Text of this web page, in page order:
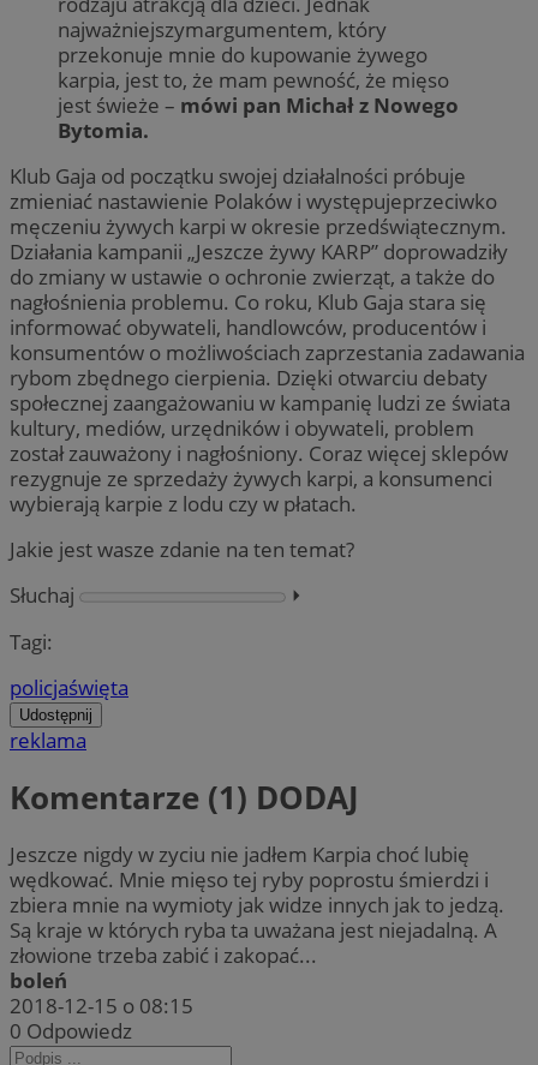
najważniejszymargumentem, który
przekonuje mnie do kupowanie żywego
karpia, jest to, że mam pewność, że mięso
jest świeże – mówi pan Michał z Nowego
Bytomia.
Klub Gaja od początku swojej działalności próbuje
zmieniać nastawienie Polaków i występujeprzeciwko
męczeniu żywych karpi w okresie przedświątecznym.
Działania kampanii „Jeszcze żywy KARP” doprowadziły
do zmiany w ustawie o ochronie zwierząt, a także do
nagłośnienia problemu. Co roku, Klub Gaja stara się
informować obywateli, handlowców, producentów i
konsumentów o możliwościach zaprzestania zadawania
rybom zbędnego cierpienia. Dzięki otwarciu debaty
społecznej zaangażowaniu w kampanię ludzi ze świata
kultury, mediów, urzędników i obywateli, problem
został zauważony i nagłośniony. Coraz więcej sklepów
rezygnuje ze sprzedaży żywych karpi, a konsumenci
wybierają karpie z lodu czy w płatach.
Jakie jest wasze zdanie na ten temat?
Słuchaj
⏵︎
Tagi:
policjaświęta
Udostępnij
reklama
Komentarze (1) DODAJ
Jeszcze nigdy w zyciu nie jadłem Karpia choć lubię
wędkować. Mnie mięso tej ryby poprostu śmierdzi i
zbiera mnie na wymioty jak widze innych jak to jedzą.
Są kraje w których ryba ta uważana jest niejadalną. A
złowione trzeba zabić i zakopać...
boleń
2018-12-15 o 08:15
0 Odpowiedz